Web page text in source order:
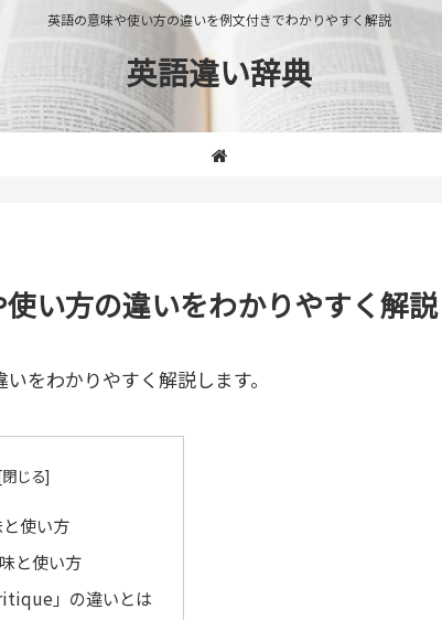
英語の意味や使い方の違いを例文付きでわかりやすく解説
英語違い辞典
い方の違いをわかりやすく解説
をわかりやすく解説します。
使い方
と使い方
」の違いとは